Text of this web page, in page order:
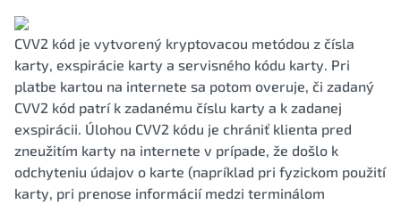
CVV2 kód je vytvorený kryptovacou metódou z čísla
karty, exspirácie karty a servisného kódu karty. Pri
platbe kartou na internete sa potom overuje, či zadaný
CVV2 kód patrí k zadanému číslu karty a k zadanej
exspirácii. Úlohou CVV2 kódu je chrániť klienta pred
zneužitím karty na internete v prípade, že došlo k
odchyteniu údajov o karte (napríklad pri fyzickom použití
karty, pri prenose informácií medzi terminálom